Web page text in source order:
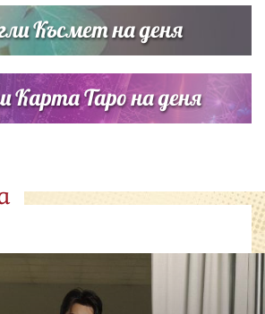
Късмет на деня
Карта Таро на деня